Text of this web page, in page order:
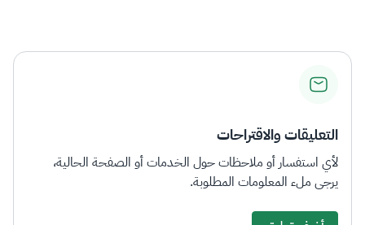
التعليقات والاقتراحات
لأي استفسار أو ملاحظات حول الخدمات أو الصفحة الحالية،
يرجى ملء المعلومات المطلوبة.